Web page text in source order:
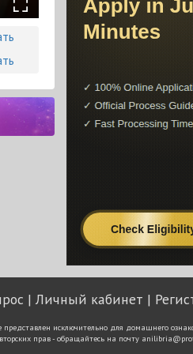
Личный кабинет
исключительно для домашнего
прав - обращайтесь на почту